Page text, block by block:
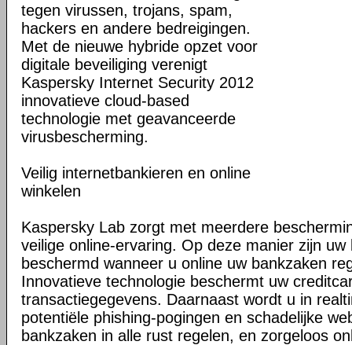
tegen virussen, trojans, spam,
hackers en andere bedreigingen.
Met de nieuwe hybride opzet voor
digitale beveiliging verenigt
Kaspersky Internet Security 2012
innovatieve cloud-based
technologie met geavanceerde
virusbescherming.
Veilig internetbankieren en online
winkelen
Kaspersky Lab zorgt met meerdere
veilige online-ervaring. Op deze manier zijn uw
beschermd wanneer u online uw bankzaken
Innovatieve technologie beschermt uw
transactiegegevens. Daarnaast wordt u in
potentiële phishing-pogingen en schadelijke
bankzaken in alle rust regelen, en zorgeloos